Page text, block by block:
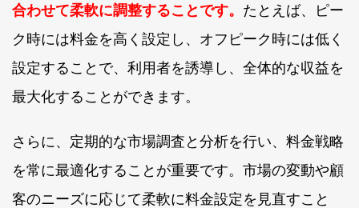
合わせて柔軟に調整することです。 たとえば、ピー
ク時には料金を高く設定し、オフピーク時には低く
設定することで、利用者を誘導し、全体的な収益を
最大化することができます。
さらに、定期的な市場調査と分析を行い、料金戦略
を常に最適化することが重要です。市場の変動や顧
客のニーズに応じて柔軟に料金設定を見直すこと